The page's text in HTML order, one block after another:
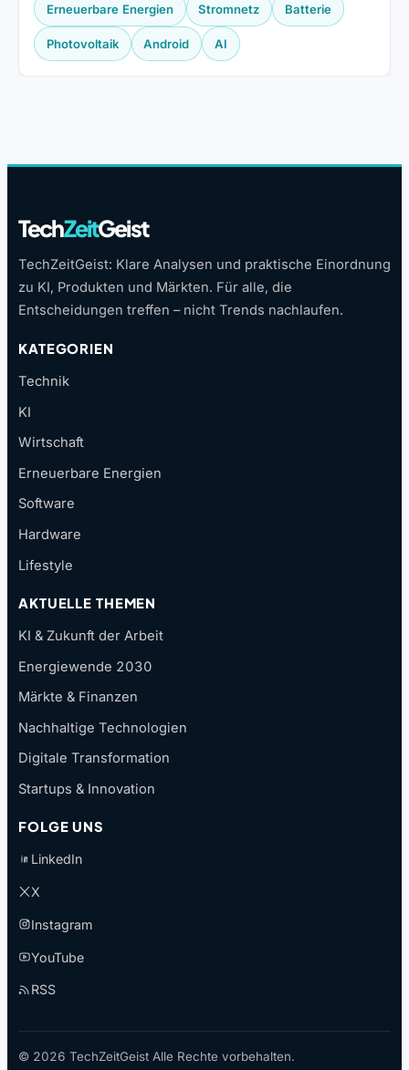
Erneuerbare Energien Stromnetz Batterie
Photovoltaik Android AI
TechZeitGeist
TechZeitGeist: Klare Analysen und praktische Einordnung
zu KI, Produkten und Märkten. Für alle, die
Entscheidungen treffen – nicht Trends nachlaufen.
KATEGORIEN
Technik
KI
Wirtschaft
Erneuerbare Energien
Software
Hardware
Lifestyle
AKTUELLE THEMEN
KI & Zukunft der Arbeit
Energiewende 2030
Märkte & Finanzen
Nachhaltige Technologien
Digitale Transformation
Startups & Innovation
FOLGE UNS
LinkedIn
X
Instagram
YouTube
RSS
© 2026 TechZeitGeist Alle Rechte vorbehalten.